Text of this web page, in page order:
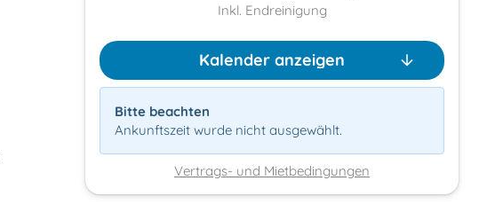
Inkl. Endreinigung
Kalender anzeigen
Bitte beachten
Ankunftszeit wurde nicht ausgewählt.
Vertrags- und Mietbedingungen